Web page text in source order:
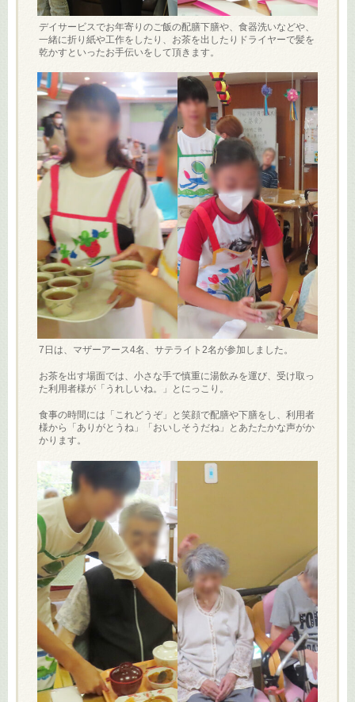
デイサービスでお年寄りのご飯の配膳下膳や、食器洗いなどや、
一緒に折り紙や工作をしたり、お茶を出したりドライヤーで髪を
乾かすといったお手伝いをして頂きます。
7日は、マザーアース4名、サテライト2名が参加しました。
お茶を出す場面では、小さな手で慎重に湯飲みを運び、受け取っ
た利用者様が「うれしいね。」とにっこり。
食事の時間には「これどうぞ」と笑顔で配膳や下膳をし、利用者
様から「ありがとうね」「おいしそうだね」とあたたかな声がか
かります。